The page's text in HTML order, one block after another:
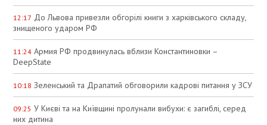
12:17 До Львова привезли обгорілі книги з харківського складу,
знищеного ударом РФ
11:24 Армия РФ продвинулась вблизи Константиновки –
DeepState
10:18 Зеленський та Драпатий обговорили кадрові питання у ЗСУ
09:25 У Києві та на Київщині пролунали вибухи: є загиблі, серед
них дитина